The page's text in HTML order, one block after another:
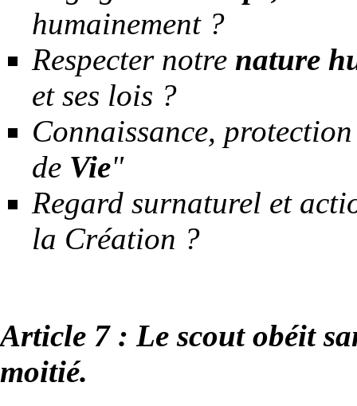
humainement ?
Respecter notre nature
et ses lois ?
Connaissance,
de Vie"
Regard surnaturel et
la Création ?
Article 7 : Le scout obéit
moitié.